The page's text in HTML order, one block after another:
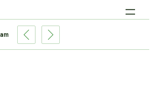
Używanego Samochodu W ASO?